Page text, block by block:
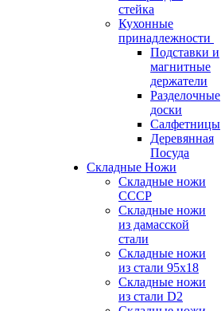
стейка
Кухонные
принадлежности
Подставки и
магнитные
держатели
Разделочные
доски
Салфетницы
Деревянная
Посуда
Складные Ножи
Cкладные ножи
СССР
Складные ножи
из дамасской
стали
Складные ножи
из стали 95х18
Складные ножи
из стали D2